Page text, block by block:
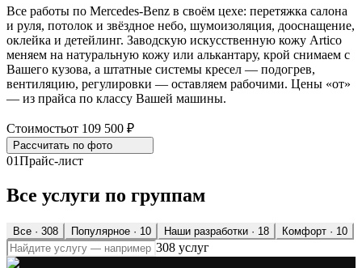
Все работы по Mercedes-Benz в своём цехе: перетяжка салона
и руля, потолок и звёздное небо, шумоизоляция, дооснащение,
оклейка и детейлинг. Заводскую искусственную кожу Artico
меняем на натуральную кожу или алькантару, крой снимаем с
Вашего кузова, а штатные системы кресел — подогрев,
вентиляцию, регулировки — оставляем рабочими. Цены «от»
— из прайса по классу Вашей машины.
Стоимостьот 109 500 ₽
Рассчитать по фото
01Прайс-лист
Все услуги по группам
Все · 308 Популярное · 10 Наши разработки · 18 Комфорт · 10
308 услуг